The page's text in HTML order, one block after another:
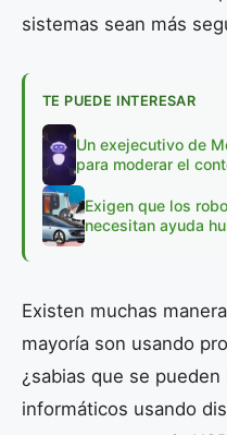
sistemas sean más
TE PUEDE INTERESAR
Un exejecutivo de
para moderar el
Exigen que los
necesitan ayuda
Existen muchas
mayoría son usando
¿sabias que se
informáticos usando